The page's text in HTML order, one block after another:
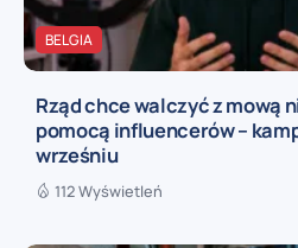
BELGIA
Rząd chce walczyć z mową
pomocą influencerów –
wrześniu
112 Wyświetleń